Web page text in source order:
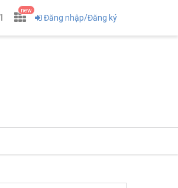
new
Đăng nhập/Đăng ký